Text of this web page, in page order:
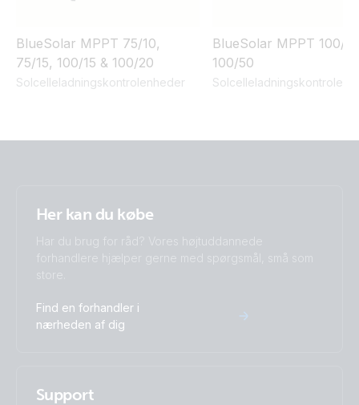
BlueSolar MPPT 75/10,
75/15, 100/15 & 100/20
Solcelleladningskontrolenheder
BlueSolar MPPT 100/
100/50
Her kan du købe
Har du brug for råd? Vores højtuddannede
forhandlere hjælper gerne med spørgsmål, små som
store.
Find en forhandler i
nærheden af dig
Support